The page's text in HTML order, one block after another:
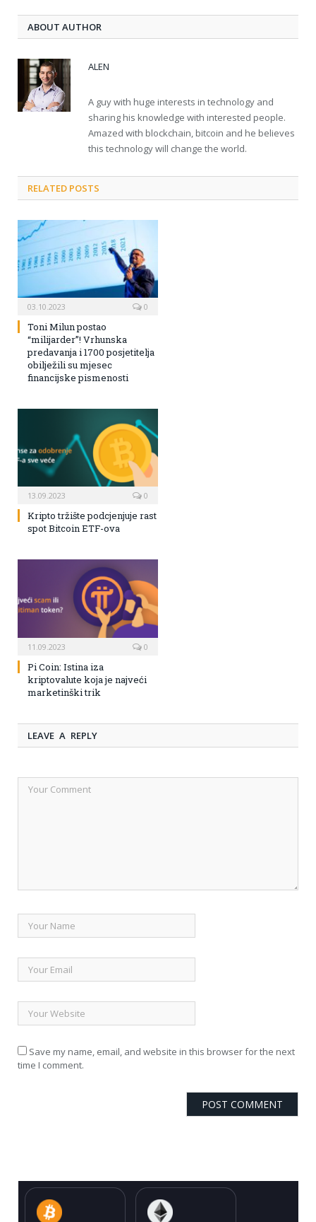
ABOUT AUTHOR
ALEN
A guy with huge interests in technology and
sharing his knowledge with interested people.
Amazed with blockchain, bitcoin and he believes
this technology will change the world.
RELATED POSTS
03.10.2023 0
Toni Milun postao
“milijarder”! Vrhunska
predavanja i 1700 posjetitelja
obilježili su mjesec
financijske pismenosti
13.09.2023 0
Kripto tržište podcjenjuje rast
spot Bitcoin ETF-ova
11.09.2023 0
Pi Coin: Istina iza
kriptovalute koja je najveći
marketinški trik
LEAVE A REPLY
Save my name, email, and website in this browser for the next
time I comment.